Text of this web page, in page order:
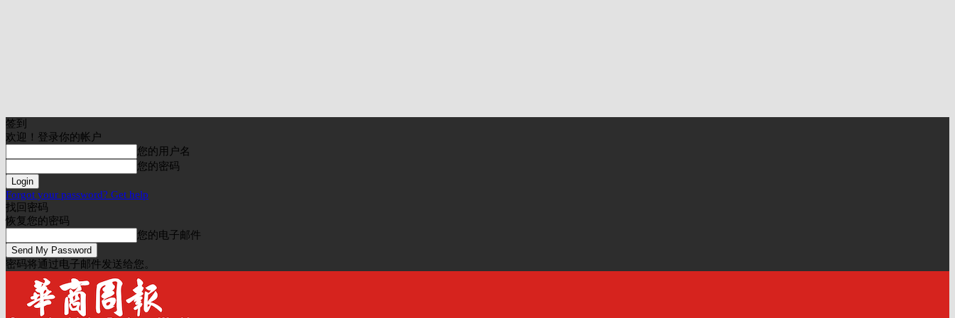
签到
欢迎！登录你的帐户
您的用户名
您的密码
Forgot your password? Get help
找回密码
恢复您的密码
您的电子邮件
密码将通过电子邮件发送给您。